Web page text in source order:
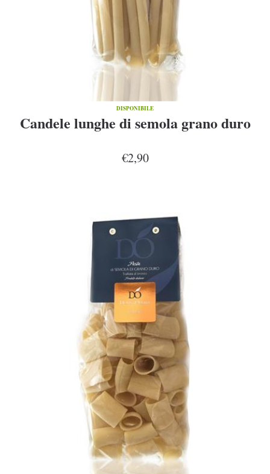
DISPONIBILE
Candele lunghe di semola grano duro
€2,90